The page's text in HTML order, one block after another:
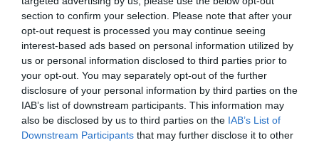
section to confirm your selection. Please note that after your
opt-out request is processed you may continue seeing
interest-based ads based on personal information utilized by
us or personal information disclosed to third parties prior to
your opt-out. You may separately opt-out of the further
disclosure of your personal information by third parties on the
IAB’s list of downstream participants. This information may
also be disclosed by us to third parties on the IAB’s List of
Downstream Participants that may further disclose it to other
„Niciun ziarist şi nicideputat nu au venit să asiste la
zborurile din Spania în Marea Britanie, în care trebuie
să se fi aflat mult mai mulţi tineri în căutarea unei noi
vieţi”, scrie publicaţia spaniolă.